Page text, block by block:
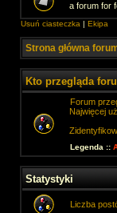
a forum for
Usuń ciasteczka | Ekipa
Strona główna
Kto przegląda
Forum
Najwięcej
Legenda ::
Statystyki
Liczba